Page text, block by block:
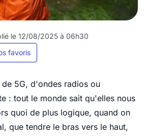
le 12/08/2025 à 06h30
favoris
5G, d'ondes radios ou
: tout le monde sait qu'elles nous
quoi de plus logique, quand on
que tendre le bras vers le haut,